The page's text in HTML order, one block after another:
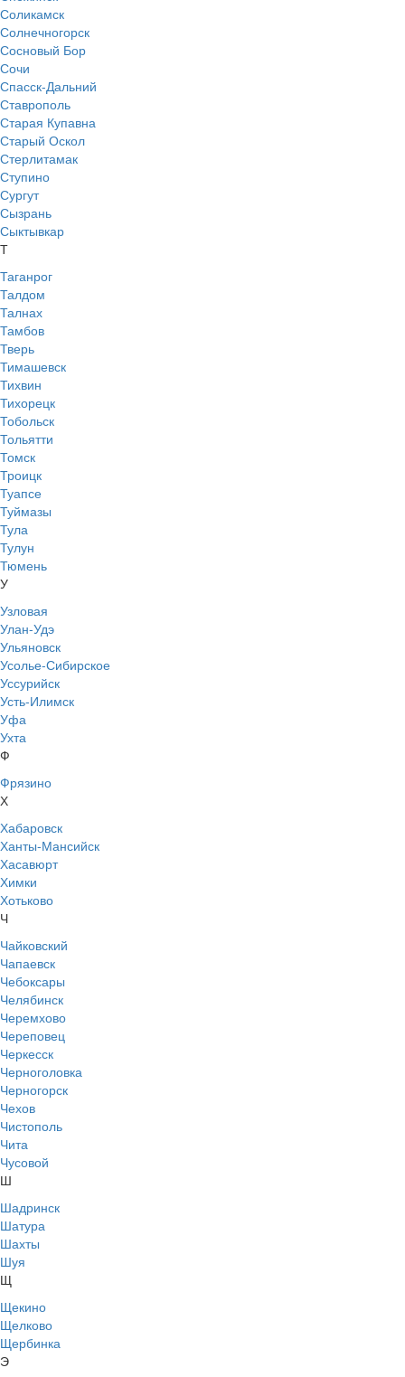
Соликамск
Солнечногорск
Сосновый Бор
Сочи
Спасск-Дальний
Ставрополь
Старая Купавна
Старый Оскол
Стерлитамак
Ступино
Сургут
Сызрань
Сыктывкар
Т
Таганрог
Талдом
Талнах
Тамбов
Тверь
Тимашевск
Тихвин
Тихорецк
Тобольск
Тольятти
Томск
Троицк
Туапсе
Туймазы
Тула
Тулун
Тюмень
У
Узловая
Улан-Удэ
Ульяновск
Усолье-Сибирское
Уссурийск
Усть-Илимск
Уфа
Ухта
Ф
Фрязино
Х
Хабаровск
Ханты-Мансийск
Хасавюрт
Химки
Хотьково
Ч
Чайковский
Чапаевск
Чебоксары
Челябинск
Черемхово
Череповец
Черкесск
Черноголовка
Черногорск
Чехов
Чистополь
Чита
Чусовой
Ш
Шадринск
Шатура
Шахты
Шуя
Щ
Щекино
Щелково
Щербинка
Э